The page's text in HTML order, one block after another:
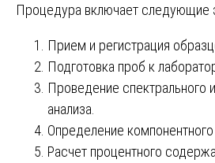
Процедура включает следующие
Прием и регистрация
Подготовка проб к
Проведение спектрального
анализа.
Определение компонентного
Расчет процентного